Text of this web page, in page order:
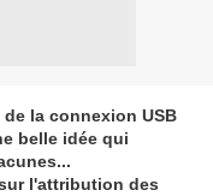
la connexion USB
belle idée qui
l'attribution des